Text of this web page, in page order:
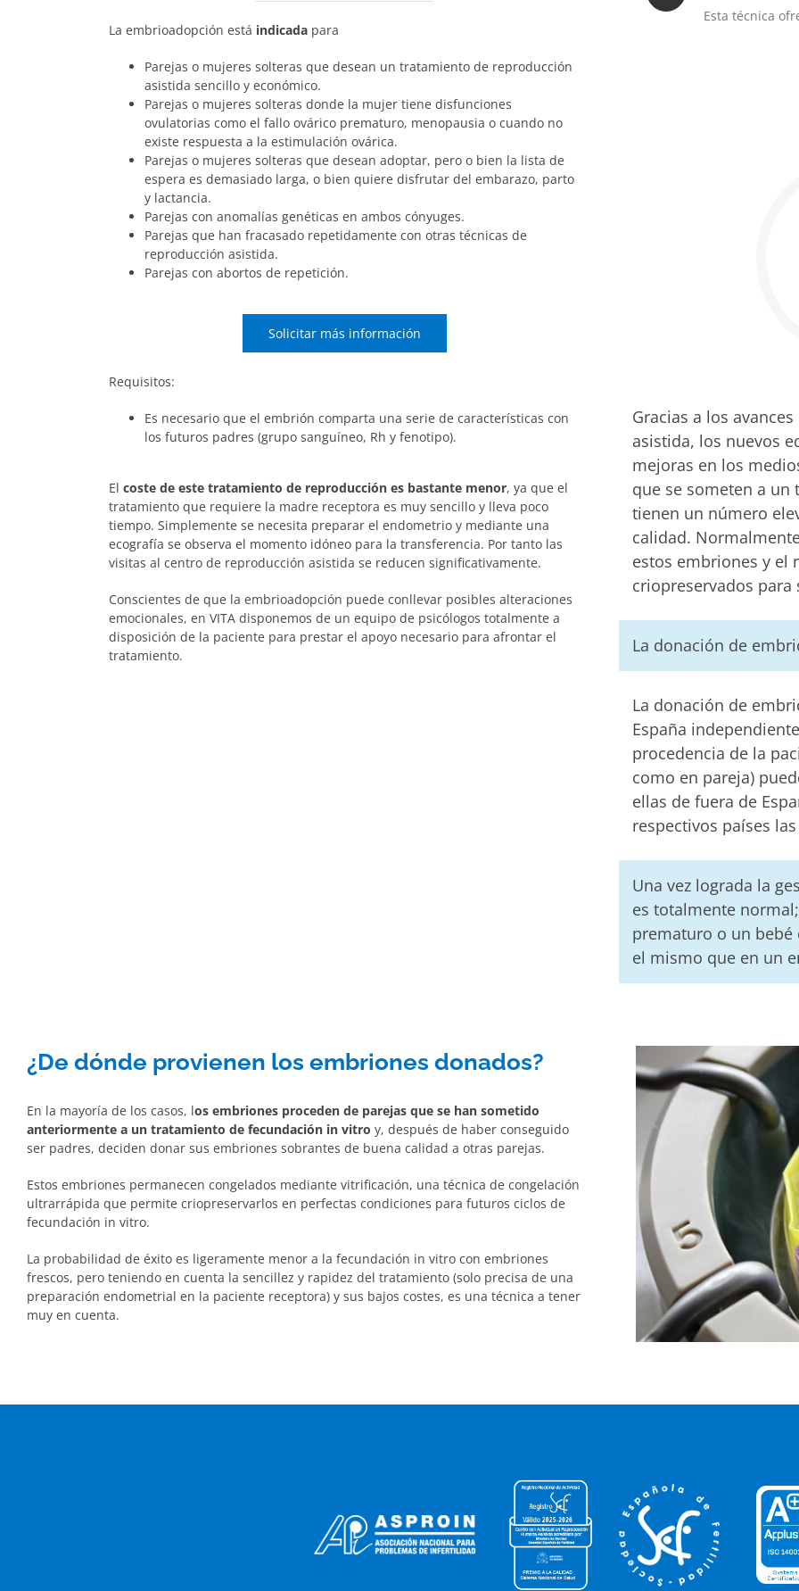
La embrioadopción está indicada para
Parejas o mujeres solteras que desean un tratamiento de reproducción
asistida sencillo y económico.
Parejas o mujeres solteras donde la mujer tiene disfunciones
ovulatorias como el fallo ovárico prematuro, menopausia o cuando no
existe respuesta a la estimulación ovárica.
Parejas o mujeres solteras que desean adoptar, pero o bien la lista de
espera es demasiado larga, o bien quiere disfrutar del embarazo, parto
y lactancia.
Parejas con anomalías genéticas en ambos cónyuges.
Parejas que han fracasado repetidamente con otras técnicas de
reproducción asistida.
Parejas con abortos de repetición.
Solicitar más información
Requisitos:
Es necesario que el embrión comparta una serie de características con
los futuros padres (grupo sanguíneo, Rh y fenotipo).
El coste de este tratamiento de reproducción es bastante menor, ya que el
tratamiento que requiere la madre receptora es muy sencillo y lleva poco
tiempo. Simplemente se necesita preparar el endometrio y mediante una
ecografía se observa el momento idóneo para la transferencia. Por tanto las
visitas al centro de reproducción asistida se reducen significativamente.
Conscientes de que la embrioadopción puede conllevar posibles alteraciones
emocionales, en VITA disponemos de un equipo de psicólogos totalmente a
disposición de la paciente para prestar el apoyo necesario para afrontar el
tratamiento.
Esta técnica
Gracias a los
asistida, los nuevos
mejoras en los
que se someten a
tienen un número
calidad.
estos embriones y el
criopreservados para
La donación de
La donación de
España
procedencia de la
como en pareja)
ellas de fuera de
respectivos países
Una vez lograda la
es totalmente
prematuro o un
el mismo que en un
¿De dónde provienen los embriones donados?
En la mayoría de los casos, los embriones proceden de parejas que se han sometido
anteriormente a un tratamiento de fecundación in vitro y, después de haber conseguido
ser padres, deciden donar sus embriones sobrantes de buena calidad a otras parejas.
Estos embriones permanecen congelados mediante vitrificación, una técnica de congelación
ultrarrápida que permite criopreservarlos en perfectas condiciones para futuros ciclos de
fecundación in vitro.
La probabilidad de éxito es ligeramente menor a la fecundación in vitro con embriones
frescos, pero teniendo en cuenta la sencillez y rapidez del tratamiento (solo precisa de una
preparación endometrial en la paciente receptora) y sus bajos costes, es una técnica a tener
muy en cuenta.